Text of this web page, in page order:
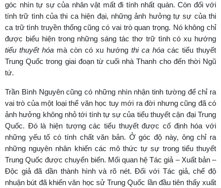
góc nhìn tự sự của nhân vật mất đi tính nhất quán. Còn đối với
tính trữ tình của thi ca hiện đại, những ảnh hưởng tự sự của thi
ca trữ tình truyền thống cũng có vai trò quan trọng. Nó không chỉ
được biểu hiện trong những sáng tác thơ trữ tình có xu hướng
tiểu thuyết hóa mà còn có xu hướng thi ca hóa các tiểu thuyết
Trung Quốc trong giai đoạn từ cuối nhà Thanh cho đến thời Ngũ
tứ.
Trần Bình Nguyên cũng có những nhìn nhận tinh tường để chỉ ra
vai trò của một loại thể văn học tuy mới ra đời nhưng cũng đã có
ảnh hưởng không nhỏ tới tính tự sự của tiểu thuyết cận đại Trung
Quốc. Đó là hiện tượng các tiểu thuyết được cố định hóa với
những yếu tố có tính chất văn bản. Ở góc độ này, ông chỉ ra
những nguyên nhân khiến các mô thức tự sự trong tiểu thuyết
Trung Quốc được chuyển biến. Mối quan hệ Tác giả – Xuất bản –
Độc giả đã dần thành hình và rõ nét. Đối với Tác giả, chế độ
nhuận bút đã khiến văn học sử Trung Quốc lần đầu tiên thấy xuất